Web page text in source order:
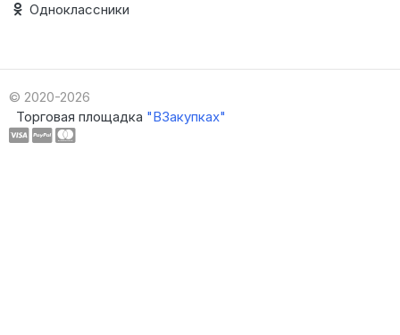
Одноклассники
© 2020-2026
Торговая площадка "ВЗакупках"